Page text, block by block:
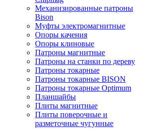
Механизированные патроны
Bison
Муфты электромагнитные
Опоры качения
Опоры клиновые
Патроны магнитные
Патроны на станки по дереву
Патроны токарные
Патроны токарные BISON
Патроны токарные Optimum
Планшайбы
Плиты магнитные
Плиты поверочные и
разметочные чугунные